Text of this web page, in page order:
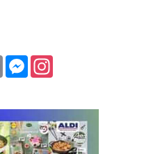
Email Messenger